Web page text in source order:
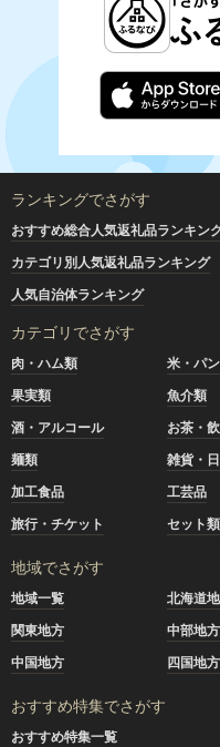
ランキングでさがす
おすすめ総合人気返礼品ランキン
カテゴリ別人気返礼品ランキング
人気自治体ランキング
カテゴリでさがす
肉・ハム類 米・パン
果実類
魚介類
酒・アルコール
お茶・
麺類
雑貨・
加工食品
工芸品
旅行・チケット
セット
地域でさがす
地域一覧 北海道
関東地方
中部地方
中国地方
四国地方
おすすめ特集でさがす
おすすめ特集一覧